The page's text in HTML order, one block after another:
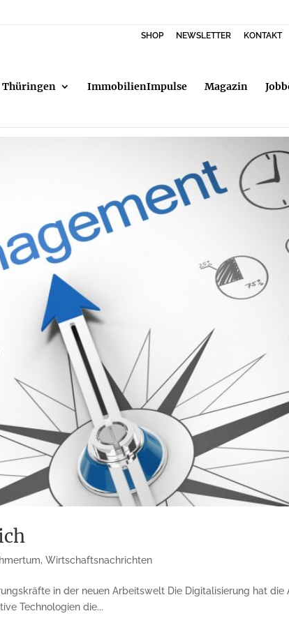
SHOP NEWSLETTER KONTAKT
ImmobilienImpulse Magazin
,Wirtschaftsnachrichten
in der neuen Arbeitswelt Die Digitalisierung hat
Technologien die...